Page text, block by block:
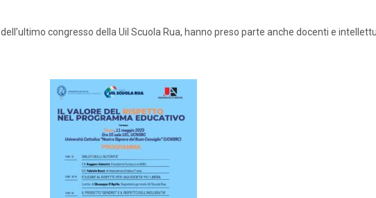
congresso della Uil Scuola Rua, hanno preso parte anche docenti e